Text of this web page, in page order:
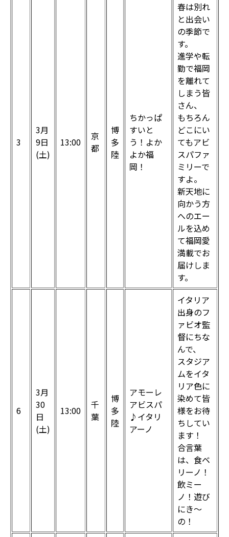
3
3月
9日
(土)
13:00
京
都
博
多
陸
ちかっぱ
すいと
う！よか
よか福
岡！
春は別れ
と出会い
の季節で
す。
進学や転
勤で福岡
を離れて
しまう皆
さん、
もちろん
どこにい
てもアビ
スパファ
ミリーで
すよ。
新天地に
向かう方
へのエー
ルを込め
て福岡愛
満載でお
届けしま
す。
6
3月
30
日
(土)
13:00
千
葉
博
多
陸
アモーレ
アビスパ
♪イタリ
アーノ
イタリア
出身のフ
ァビオ監
督にちな
んで、
スタジア
ムをイタ
リア色に
染めて皆
様をお待
ちしてい
ます！
合言葉
は、食ベ
リーノ！
飲ミー
ノ！遊び
にき～
の！